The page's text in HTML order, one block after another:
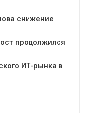
снижение
продолжился
ИТ-рынка в